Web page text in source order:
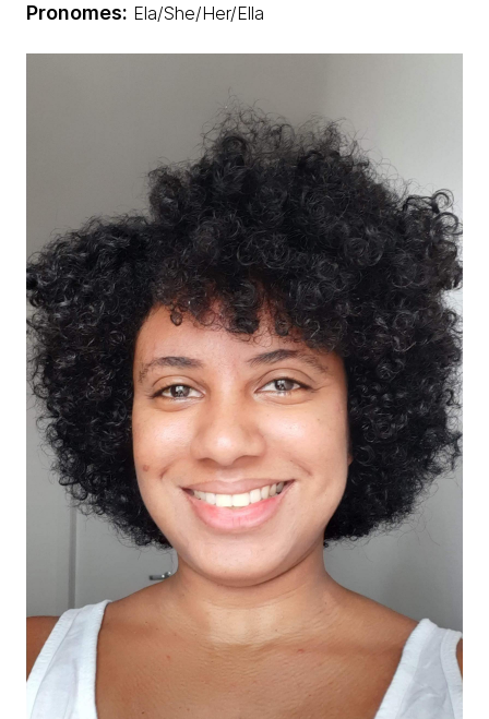
Pronomes: Ela/She/Her/Ella